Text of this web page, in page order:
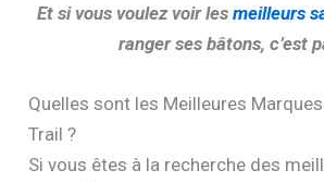
Et si vous voulez voir les meilleurs
ranger ses bâtons, c’est
Quelles sont les Meilleures
Trail ?
Si vous êtes à la recherche des